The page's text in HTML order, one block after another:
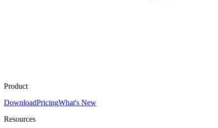
Product
DownloadPricingWhat's New
Resources